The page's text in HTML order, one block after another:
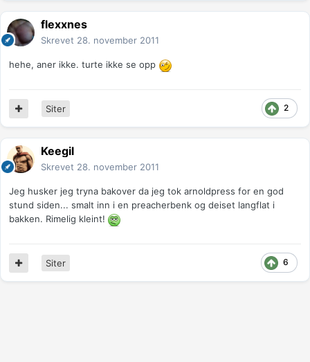
flexxnes
Skrevet 28. november 2011
hehe, aner ikke. turte ikke se opp
2
Siter
Keegil
Skrevet 28. november 2011
Jeg husker jeg tryna bakover da jeg tok arnoldpress for en god
stund siden... smalt inn i en preacherbenk og deiset langflat i
bakken. Rimelig kleint!
6
Siter